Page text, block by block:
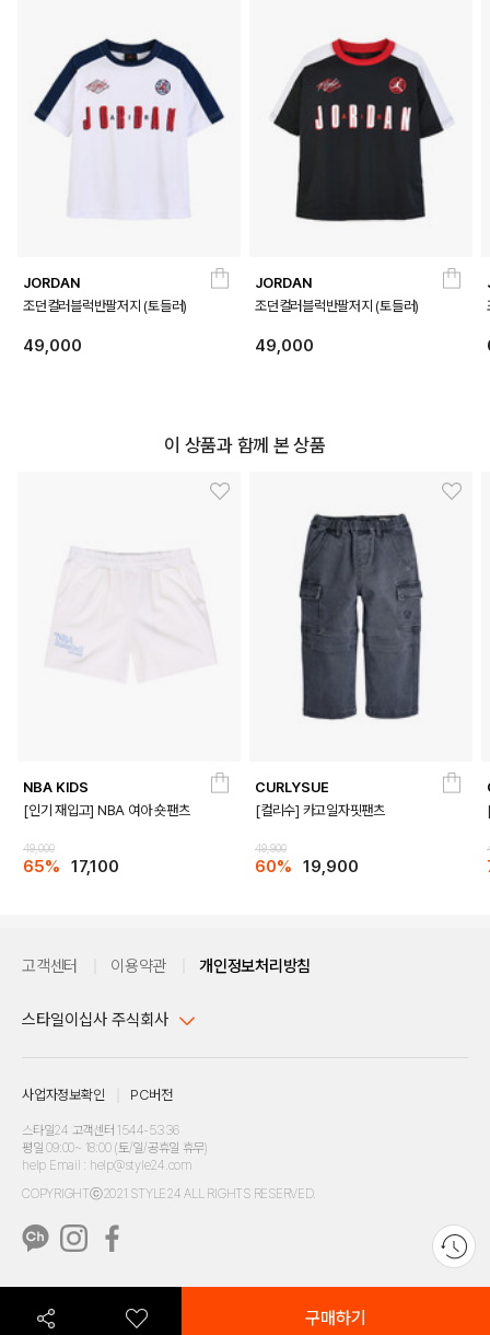
JORDAN
조던컬러블럭반팔저지 (토들러)
49,000
JORDAN
조던컬러블럭반팔저지 (토들러)
49,000
이 상품과 함께 본 상품
NBA KIDS
[인기 재입고] NBA 여아 숏팬츠
49,000
65% 17,100
CURLYSUE
[컬리수] 카고일자핏팬츠
49,900
60% 19,900
구매하기
고객센터 이용약관 개인정보처리방침
스타일이십사 주식회사
주소 : 서울시 강남구 논현로 633, 6층 (논현동, 한세엠케이빌딩)
사업자등록번호 : 116-81-32499
통신판매업신고번호 : 제 2024-서울강남-04239
개인정보보호책임자 : 배기영
고객센터 1544-5336(평일 09:00~ 18:00 토/일/공휴일 휴무)
사업자정보확인 PC버전
스타일24 고객센터 1544-5336
평일 09:00~ 18:00 (토/일/공휴일 휴무)
help Email : help@style24.com
COPYRIGHTⓒ2021 STYLE24 ALL RIGHTS RESERVED.